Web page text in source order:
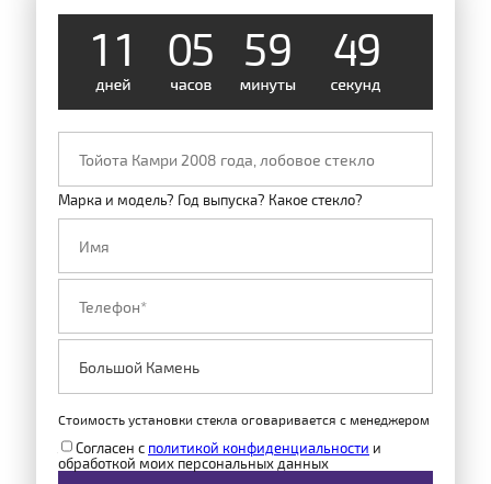
1 1 05 59 4
9
Марка и модель? Год выпуска? Какое стекло?
Стоимость установки стекла оговаривается с менеджером
Согласен с политикой конфиденциальности и
обработкой моих персональных данных